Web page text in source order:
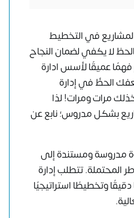
في التخطيط
لا يكفي لضمان النجاح
عميقًا لأسس ادارة
الحظُ في إدارة
مرات ومرات! لذا
بشكل مدروس؛ نابع عن
مدروسة ومستندة إلى
المحتملة. تتطلب إدارة
وتخطيطًا استراتيجيًا